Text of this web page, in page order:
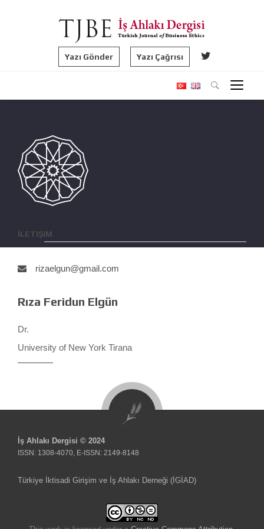
Yazı Gönder Yazı Çağrısı
İLETIŞIM
rizaelgun@gmail.com
Rıza Feridun Elgün
Dr.
University of New York Tirana
İş Ahlakı Dergisi © 2024
ISSN: 1308-4070, E-ISSN: 2149-8148
Türkiye İktisadi Girişim ve İş Ahlakı Derneği (İGİAD)